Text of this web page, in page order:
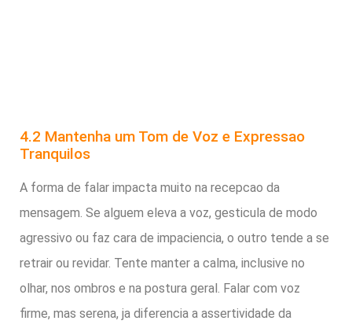
4.2 Mantenha um Tom de Voz e Expressao
Tranquilos
A forma de falar impacta muito na recepcao da
mensagem. Se alguem eleva a voz, gesticula de modo
agressivo ou faz cara de impaciencia, o outro tende a se
retrair ou revidar. Tente manter a calma, inclusive no
olhar, nos ombros e na postura geral. Falar com voz
firme, mas serena, ja diferencia a assertividade da